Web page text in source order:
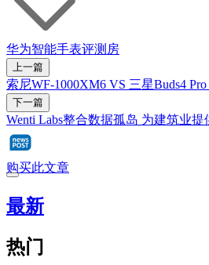
华为智能手表评测房
上一篇
索尼WF-1000XM6 VS 三星Buds4
下一篇
Wenti Labs整合数据孤岛 为建筑业
购买此文章
最新
热门